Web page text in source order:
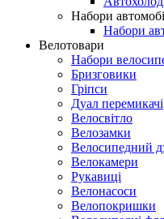
Набори
Набори
Велотовари
Набори
Бризговики
Гріпси
Дуал перемикачі
Велосвітло
Велозамки
Велосипедний
Велокамери
Рукавиці
Велонасоси
Велопокришки